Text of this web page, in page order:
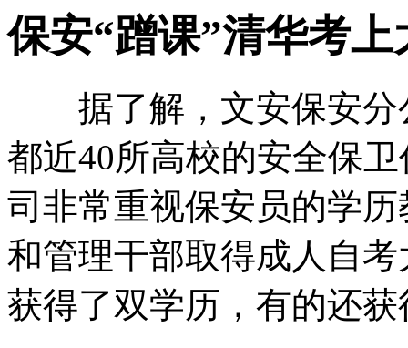
保安“蹭课”清华考上
据了解，文安保安分
都近40所高校的安全保
司非常重视保安员的学
和管理干部取得成人自
获得了双学历，有的还